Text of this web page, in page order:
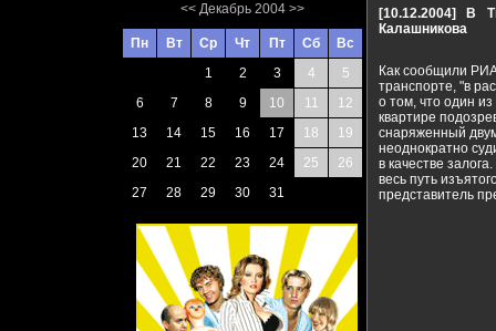
<< Декабрь 2004 >>
Пн Вт Ср Чт Пт Сб
Вс
1
2 3 4
5
6
7 8 9 10 11
12
13
14 15 16 17 18
19
20
21 22 23 24 25
26
27
28 29 30 31
[10.12.2004]
В
Калашникова
Как сообщили
транспорте, "в
о том, что один
квартире
снаряженный
неоднократно
в качестве
весь путь
представитель